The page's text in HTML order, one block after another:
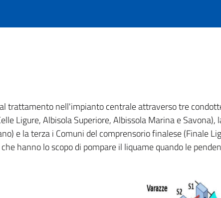
trattamento nell'impianto centrale attraverso tre
Ligure, Albisola Superiore, Albissola Marina e
e la terza i Comuni del comprensorio finalese (Finale
hanno lo scopo di pompare il liquame quando le